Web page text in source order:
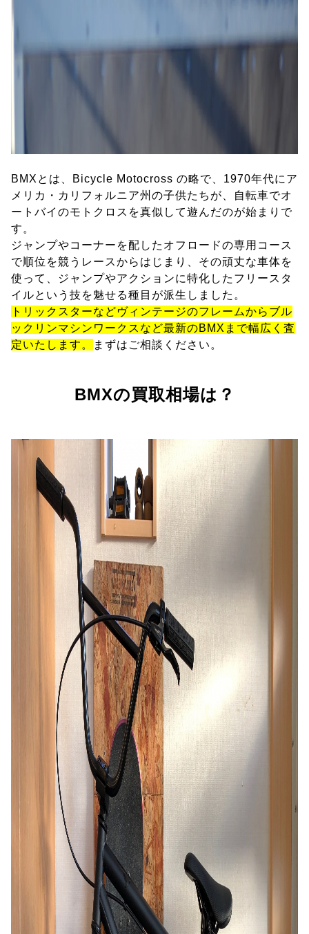
BMXとは、Bicycle Motocross の略で、1970年代にア
メリカ・カリフォルニア州の子供たちが、自転車でオ
ートバイのモトクロスを真似して遊んだのが始まりで
す。
ジャンプやコーナーを配したオフロードの専用コース
で順位を競うレースからはじまり、その頑丈な車体を
使って、ジャンプやアクションに特化したフリースタ
イルという技を魅せる種目が派生しました。
トリックスターなどヴィンテージのフレームからブル
ックリンマシンワークスなど最新のBMXまで幅広く査
定いたします。
まずはご相談ください。
BMXの買取相場は？